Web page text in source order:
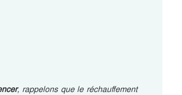
, rappelons que le réchauffement